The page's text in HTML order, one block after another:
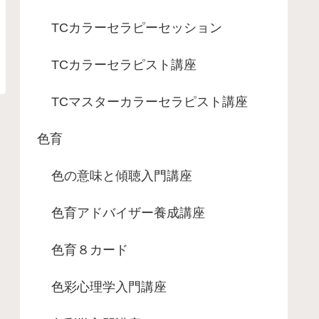
TCカラーセラピーセッション
TCカラーセラピスト講座
TCマスターカラーセラピスト講座
色育
色の意味と傾聴入門講座
色育アドバイザー養成講座
色育８カード
色彩心理学入門講座